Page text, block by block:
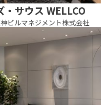
サウス WELLCO
ビルマネジメント株式会社